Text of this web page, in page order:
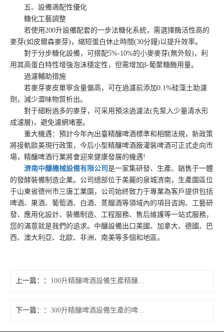
五、設備適配性優化
糖化工藝調整
若使用200升設備配套的一步法糖化系統，需選擇酶活性高的
麥芽(如皮爾森麥芽)，縮短蛋白休止時間(30分鐘)以提升效率。
對于分步糖化設備，可搭配5%-10%的小麥麥芽(無外殼)，利
用其高蛋白特性增強泡沫穩定性，但需增加β-葡聚糖酶用量。
過濾輔助措施
若麥芽麥皮單寧含量偏高，可在過濾前添加0.1%硅藻土助濾
劑，減少澀味物質析出。
對于細粉過多的麥芽，可采用預涂過濾法(先泵入少量清水形
成濾層)，避免濾網堵塞。
重大機遇：預計今年內出臺精釀啤酒標準和相關法規，新政策
將接軌歐美現行政策，今后小型精釀啤酒廠灌裝啤酒可正式走向市
場，精釀啤酒行業將會迎來健康發展的機遇!
濟南中釀機械設備有限公司是一家集研發、生產、銷售于一體
的發酵裝備制造企業。公司總部位于美麗的泉城濟南，生產園區位
于山東省德州市三唐工業園，公司始終致力于專業為客戶提供包括
啤酒、果酒、葡萄酒、白酒、蒸餾酒等領域內的項目咨詢、工藝研
發、應用化設計、裝備制造、工程服務、售后維護等一站式服務，
您的滿意就是我們的追求。中釀設備出口美國、加拿大、德國、巴
西、澳大利亞、北歐、非洲、南美等多個和地區。
上一篇：
下一篇：